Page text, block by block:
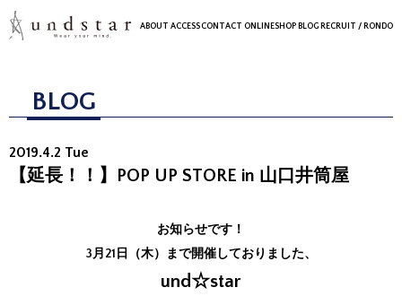
ABOUT ACCESSCONTACT ONLINESHOP BLOG RECRUIT / RONDO
BLOG
2019.4.2 Tue
【延長！！】POP UP STORE in 山口井筒屋
お知らせです！
3月21日（木）まで開催しておりました、
und☆star